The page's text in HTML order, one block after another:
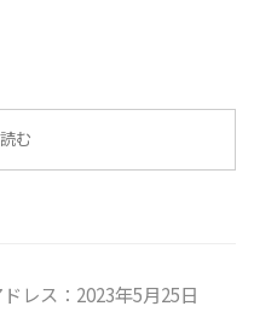
む
レス：2023年5月25日